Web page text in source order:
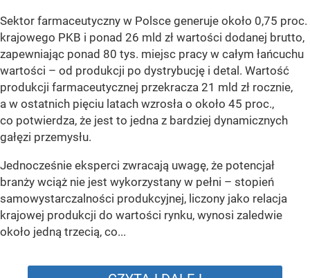
Sektor farmaceutyczny w Polsce generuje około 0,75 proc.
krajowego PKB i ponad 26 mld zł wartości dodanej brutto,
zapewniając ponad 80 tys. miejsc pracy w całym łańcuchu
wartości – od produkcji po dystrybucję i detal. Wartość
produkcji farmaceutycznej przekracza 21 mld zł rocznie,
a w ostatnich pięciu latach wzrosła o około 45 proc.,
co potwierdza, że jest to jedna z bardziej dynamicznych
gałęzi przemysłu.
Jednocześnie eksperci zwracają uwagę, że potencjał
branży wciąż nie jest wykorzystany w pełni – stopień
samowystarczalności produkcyjnej, liczony jako relacja
krajowej produkcji do wartości rynku, wynosi zaledwie
około jedną trzecią, co...